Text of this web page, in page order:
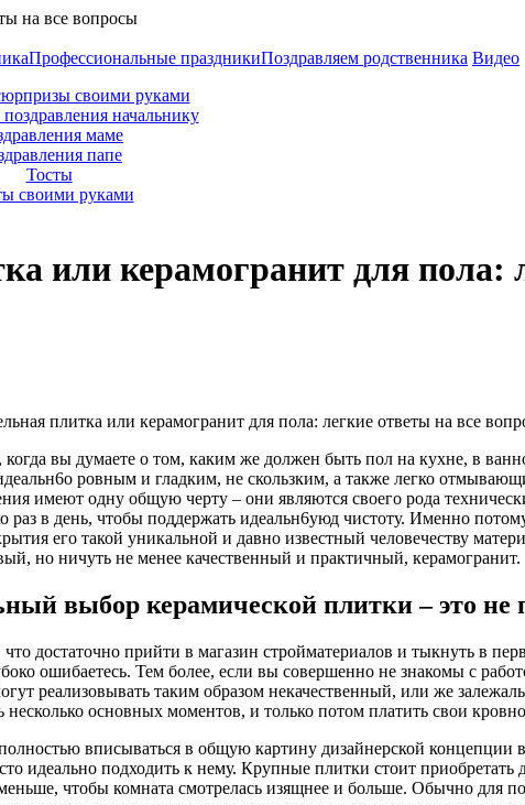
Профессиональные праздникиПоздравляем родственника Видео
своими руками
начальнику
маме
папе
Тосты
своими руками
или керамогранит для пола:
когда вы думаете о том, каким же должен быть пол на кухне, в
ровным и гладким, не скользким, а также легко
имеют одну общую черту – они являются своего рода
раз в день, чтобы поддержать идеальн6уюд чистоту. Именно
его такой уникальной и давно известный человечеству
но ничуть не менее качественный и практичный, керамогранит.
выбор керамической плитки – это не
достаточно прийти в магазин стройматериалов и тыкнуть в
ошибаетесь. Тем более, если вы совершенно не знакомы с
реализовывать таким образом некачественный, или же
основных моментов, и только потом платить свои
вписываться в общую картину дизайнерской концепции
идеально подходить к нему. Крупные плитки стоит
чтобы комната смотрелась изящнее и больше. Обычно для